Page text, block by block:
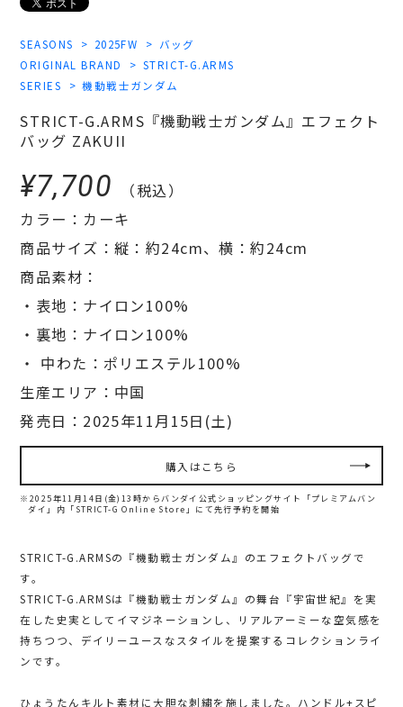
SEASONS 2025FW
バッグ
ORIGINAL BRAND
STRICT-G.ARMS
SERIES
機動戦士ガンダム
STRICT-G.ARMS『機動戦士ガンダム』エフェクト
バッグ ZAKUII
¥7,700
（税込）
カラー：カーキ
商品サイズ：縦：約24cm、横：約24cm
商品素材：
・表地：ナイロン100%
・裏地：ナイロン100%
・ 中わた：ポリエステル100%
生産エリア：中国
発売日：2025年11月15日(土)
購入はこちら
※2025年11月14日(金)13時からバンダイ公式ショッピングサイト「プレミアムバン
ダイ」内 「STRICT-G Online Store」にて先行予約を開始
STRICT-G.ARMSの『機動戦士ガンダム』のエフェクトバッグで
す。
STRICT-G.ARMSは『機動戦士ガンダム』の舞台『宇宙世紀』を実
在した史実としてイマジネーションし、リアルアーミーな空気感を
持ちつつ、デイリーユースなスタイルを提案するコレクションライ
ンです。
ひょうたんキルト素材に大胆な刺繍を施しました。ハンドル+スピ